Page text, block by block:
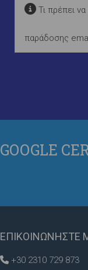
Τι πρέπει
παράδοσης
GOOGLE
ΕΠΙΚΟΙΝΩΝΗΣΤΕ
+30 2310 729 873